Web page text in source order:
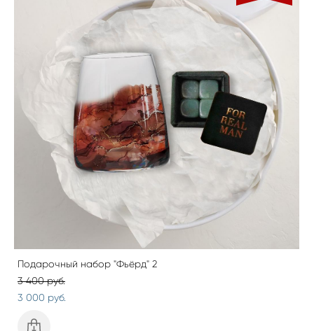
Подарочный набор "Фьёрд" 2
3 400 pуб.
3 000 pуб.